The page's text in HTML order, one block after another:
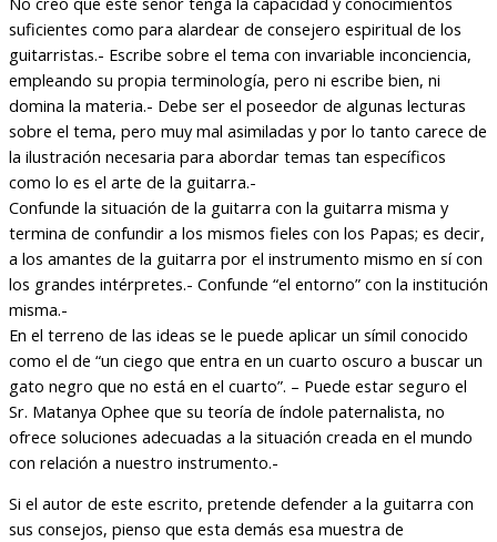
suficientes como para alardear de consejero espiritual de los
guitarristas.- Escribe sobre el tema con invariable inconciencia,
empleando su propia terminología, pero ni escribe bien, ni
domina la materia.- Debe ser el poseedor de algunas lecturas
sobre el tema, pero muy mal asimiladas y por lo tanto carece de
la ilustración necesaria para abordar temas tan específicos
como lo es el arte de la guitarra.-
Confunde la situación de la guitarra con la guitarra misma y
termina de confundir a los mismos fieles con los Papas; es decir,
a los amantes de la guitarra por el instrumento mismo en sí con
los grandes intérpretes.- Confunde “el entorno” con la institución
misma.-
En el terreno de las ideas se le puede aplicar un símil conocido
como el de “un ciego que entra en un cuarto oscuro a buscar un
gato negro que no está en el cuarto”. – Puede estar seguro el
Sr. Matanya Ophee que su teoría de índole paternalista, no
ofrece soluciones adecuadas a la situación creada en el mundo
con relación a nuestro instrumento.-
Si el autor de este escrito, pretende defender a la guitarra con
sus consejos, pienso que esta demás esa muestra de